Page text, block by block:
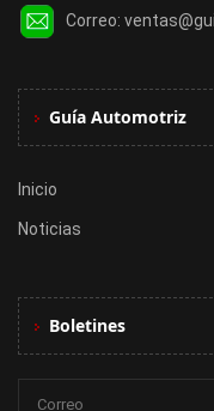
Correo:
Guía Automotriz
Inicio
Noticias
Boletines